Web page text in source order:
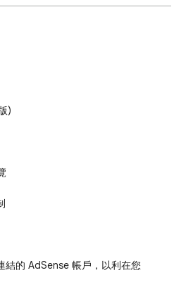
)
結的 AdSense 帳戶，以利在您